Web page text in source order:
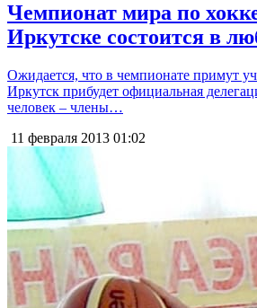
Чемпионат мира по
Иркутске состоится в
Ожидается, что в чемпионате примут
Иркутск прибудет официальная
человек – члены…
11 февраля 2013 01:02